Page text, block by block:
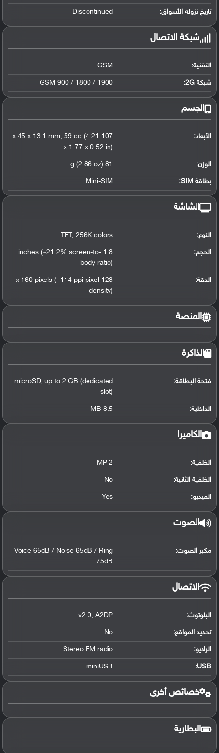
تاريخ نزوله الأسواق: Discontinued
شبكة الاتصال
التقنية: GSM
شبكة 2G: GSM 900 / 1800 / 1900
الجسم
الأبعاد: 107 x 45 x 13.1 mm
, 59 cc (4.21
x 1.77 x 0.52 in)
الوزن: 81 g (2.86 oz)
بطاقة SIM: Mini-SIM
الشاشة
النوع: TFT, 256K colors
الحجم:
1.8 inches (~21.2% screen-to-
body ratio)
الدقة:
128 x 160 pixels (~114 ppi pixel
density)
المنصة
الذاكرة
فتحة البطاقة: microSD, up to 2 GB (dedicated
slot)
الداخلية: 8.5 MB
الكاميرا
الخلفية: 2 MP
الخلفية الثانية: No
الفيديو: Yes
الصوت
مكبر الصوت:
Voice 65dB / Noise 65dB / Ring
75dB
الاتصال
البلوتوث:
v2.0, A2DP
تحديد المواقع:
No
الراديو: Stereo FM radio
USB
:
miniUSB
خصائص أخرى
البطارية